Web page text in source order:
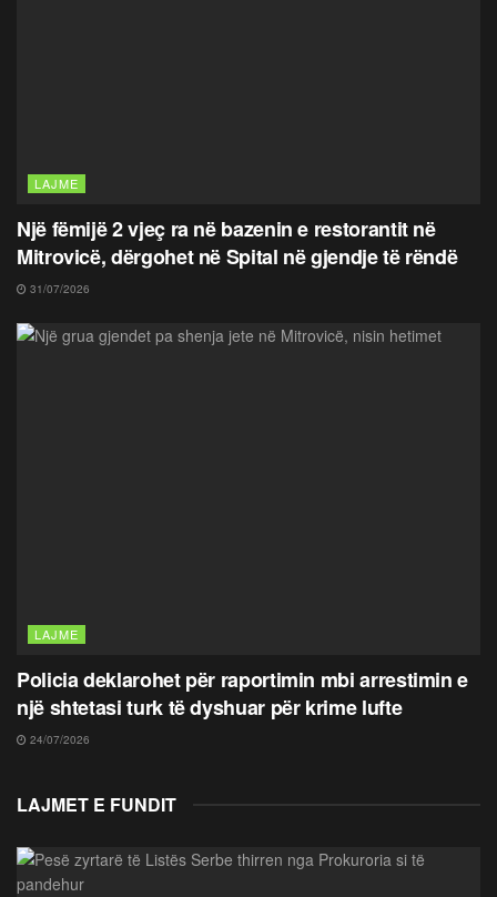
LAJME
Një fëmijë 2 vjeç ra në bazenin e restorantit në
Mitrovicë, dërgohet në Spital në gjendje të rëndë
31/07/2026
LAJME
Policia deklarohet për raportimin mbi arrestimin e
një shtetasi turk të dyshuar për krime lufte
24/07/2026
LAJMET E FUNDIT